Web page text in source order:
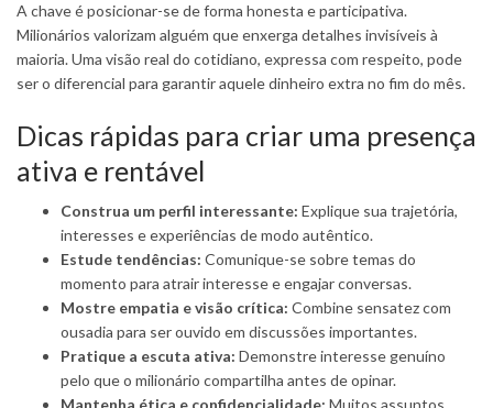
A chave é posicionar-se de forma honesta e participativa.
Milionários valorizam alguém que enxerga detalhes invisíveis à
maioria. Uma visão real do cotidiano, expressa com respeito, pode
ser o diferencial para garantir aquele dinheiro extra no fim do mês.
Dicas rápidas para criar uma presença
ativa e rentável
Construa um perfil interessante: Explique sua trajetória,
interesses e experiências de modo autêntico.
Estude tendências: Comunique-se sobre temas do
momento para atrair interesse e engajar conversas.
Mostre empatia e visão crítica: Combine sensatez com
ousadia para ser ouvido em discussões importantes.
Pratique a escuta ativa: Demonstre interesse genuíno
pelo que o milionário compartilha antes de opinar.
Mantenha ética e confidencialidade: Muitos assuntos